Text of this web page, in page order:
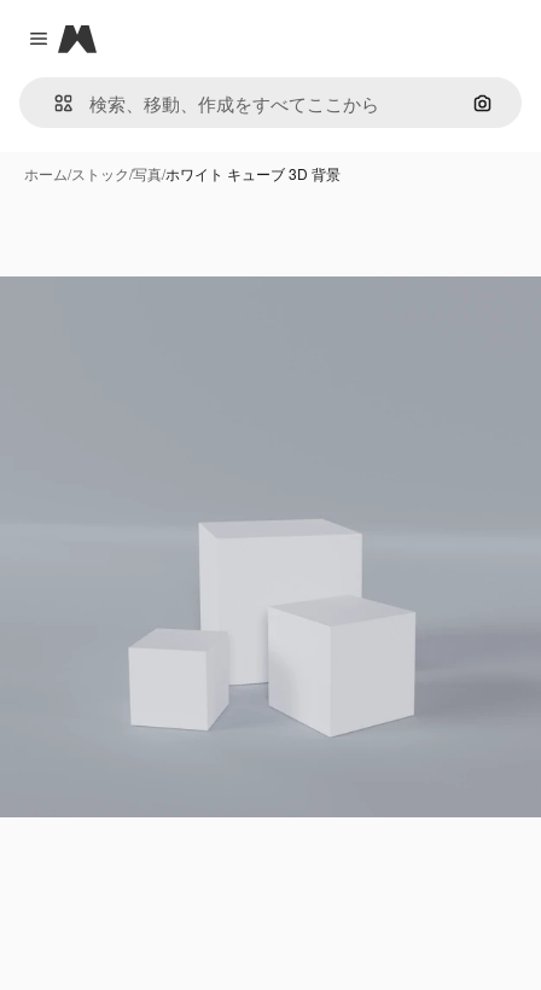
Close menu
Magnific
画像で
ホーム/ストック/写真/ホワイト キューブ 3D 背景